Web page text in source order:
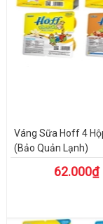
Váng Sữa Hoff 4
(Bảo Quản Lạnh)
62.000₫